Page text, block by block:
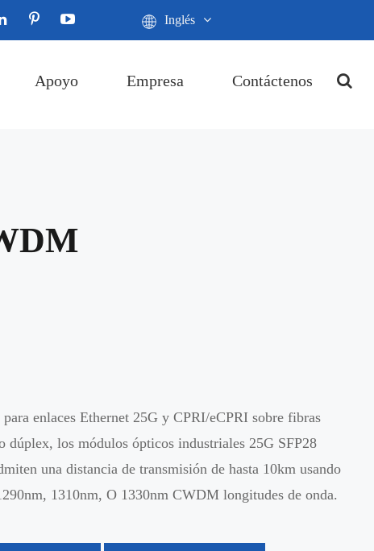
Inglés
Apoyo Empresa Contáctenos
para enlaces Ethernet 25G y CPRI/eCPRI sobre fibras
dúplex, los módulos ópticos industriales 25G SFP28
una distancia de transmisión de hasta 10km usando
1310nm, O 1330nm CWDM longitudes de onda.